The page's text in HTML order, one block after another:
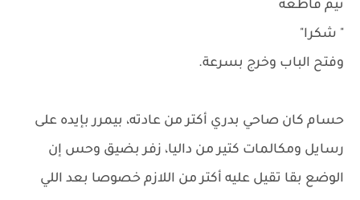
تيم قاطعه
" شكرا"
وفتح الباب وخرج بسرعة.
حسام كان صاحي بدري أكتر من عادته، بيمرر بإيده على
رسايل ومكالمات كتير من داليا، زفر بضيق وحس إن
الوضع بقا تقيل عليه أكتر من اللازم خصوصا بعد اللي